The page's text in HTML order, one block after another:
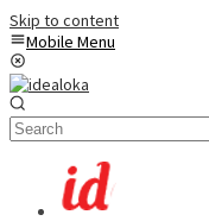
Skip to content
Mobile Menu